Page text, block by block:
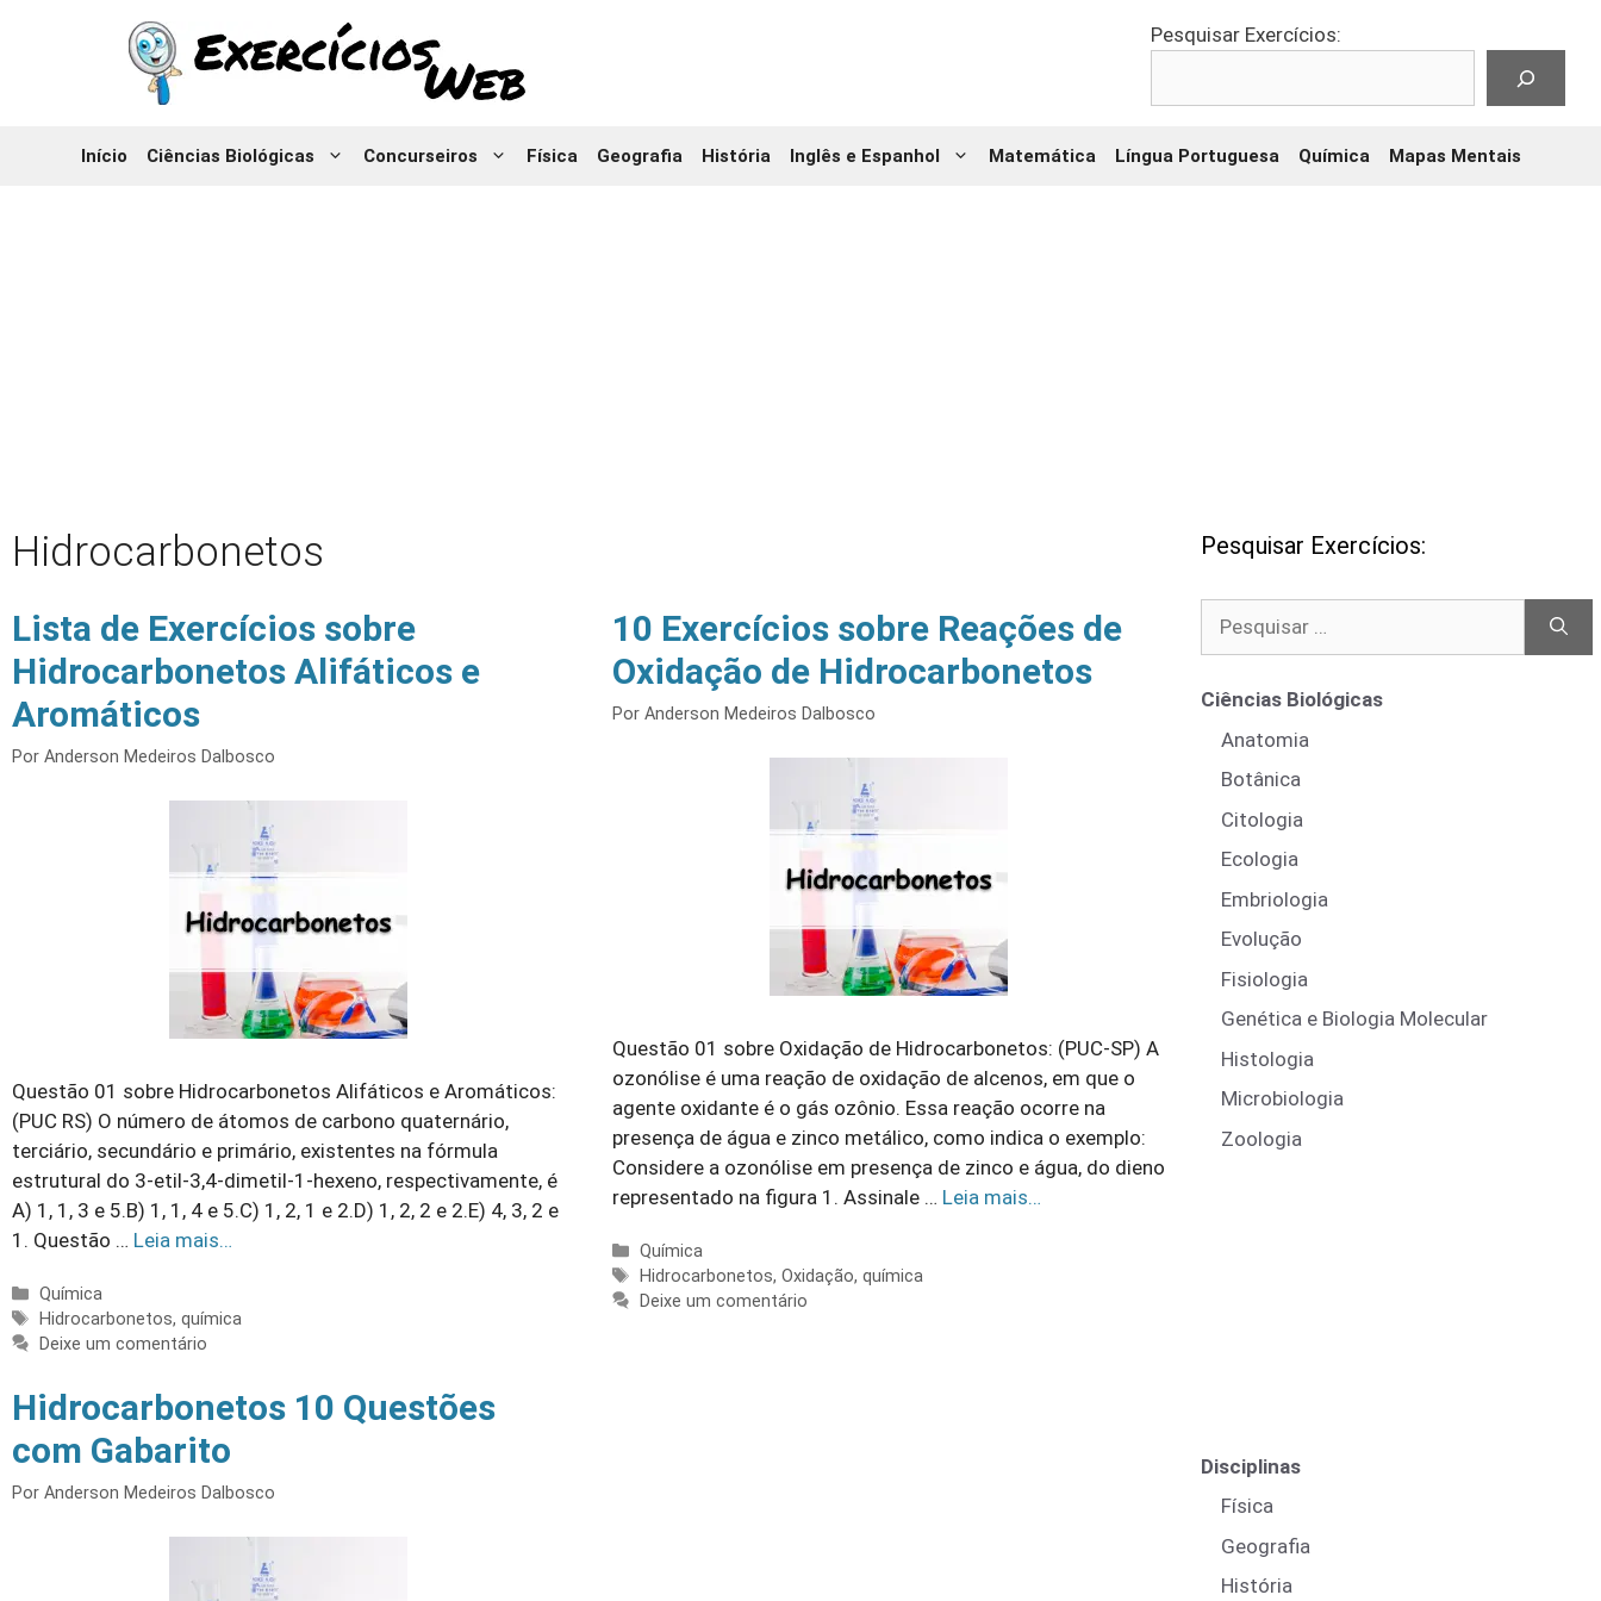
Pesquisar Exercícios:
Início Ciências Biológicas Concurseiros Física Geografia História Inglês e Espanhol Matemática Língua Portuguesa Química Mapas Mentais
Hidrocarbonetos
Lista de Exercícios sobre
Hidrocarbonetos Alifáticos e
Aromáticos
Por Anderson Medeiros Dalbosco
Questão 01 sobre Hidrocarbonetos Alifáticos e Aromáticos:
(PUC RS) O número de átomos de carbono quaternário,
terciário, secundário e primário, existentes na fórmula
estrutural do 3-etil-3,4-dimetil-1-hexeno, respectivamente, é
A) 1, 1, 3 e 5.B) 1, 1, 4 e 5.C) 1, 2, 1 e 2.D) 1, 2, 2 e 2.E) 4, 3, 2 e
1. Questão … Leia mais…
Categorias
Química
Tags
Hidrocarbonetos,química
Deixe um comentário
10 Exercícios sobre Reações de
Oxidação de Hidrocarbonetos
Por Anderson Medeiros Dalbosco
Questão 01 sobre Oxidação de Hidrocarbonetos: (PUC-SP) A
ozonólise é uma reação de oxidação de alcenos, em que o
agente oxidante é o gás ozônio. Essa reação ocorre na
presença de água e zinco metálico, como indica o exemplo:
Considere a ozonólise em presença de zinco e água, do dieno
representado na figura 1. Assinale … Leia mais…
Categorias
Química
Tags
Hidrocarbonetos,Oxidação,química
Deixe um comentário
Hidrocarbonetos 10 Questões
com Gabarito
Por Anderson Medeiros Dalbosco
Pesquisar Exercícios:
Ciências Biológicas
Anatomia
Botânica
Citologia
Ecologia
Embriologia
Evolução
Fisiologia
Genética e Biologia Molecular
Histologia
Microbiologia
Zoologia
Disciplinas
Física
Geografia
História